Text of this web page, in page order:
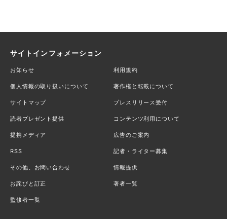
サイトインフォメーション
お知らせ 利用規約
個人情報の取り扱いについて 著作権と転載について
サイトマップ プレスリリース受付
読者プレゼント提供 コンテンツ利用について
提携メディア 広告のご案内
RSS 記者・ライター募集
その他、お問い合わせ 情報提供
お詫びと訂正 著者一覧
監修者一覧